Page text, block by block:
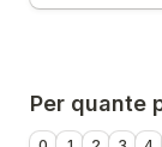
Per quante